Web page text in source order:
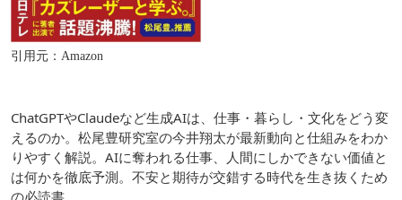
引用元：Amazon
ChatGPTやClaudeなど生成AIは、仕事・暮らし・文化をどう変
えるのか。松尾豊研究室の今井翔太が最新動向と仕組みをわか
りやすく解説。AIに奪われる仕事、人間にしかできない価値と
は何かを徹底予測。不安と期待が交錯する時代を生き抜くため